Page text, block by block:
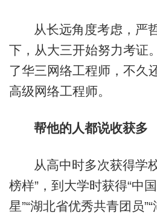
从长远角度考虑，严
下，从大三开始努力考证
了华三网络工程师，不久
高级网络工程师。
帮他的人都说收获多
从高中时多次获得学
榜样”，到大学时获得“中
星”“湖北省优秀共青团员